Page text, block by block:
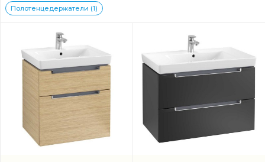
Полотенцедержатели (1)